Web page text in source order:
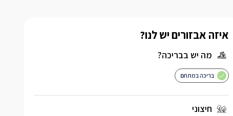
איזה אבזורים יש לנו?
מה יש בבריכה?
בריכה במתחם
חיצוני